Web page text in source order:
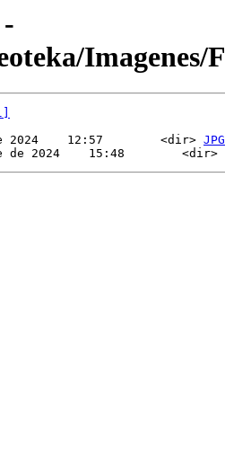
Imagenes/
2024    12:57        <dir> JPG
de 2024    15:48        <dir>